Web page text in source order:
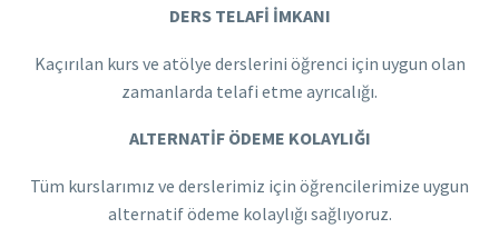
DERS TELAFİ İMKANI
Kaçırılan kurs ve atölye derslerini öğrenci için uygun olan
zamanlarda telafi etme ayrıcalığı.
ALTERNATİF ÖDEME KOLAYLIĞI
Tüm kurslarımız ve derslerimiz için öğrencilerimize uygun
alternatif ödeme kolaylığı sağlıyoruz.